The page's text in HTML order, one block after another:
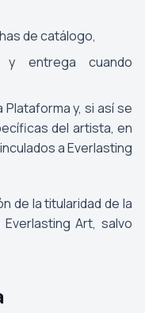
de catálogo,
y entrega cuando
y, si así se
del artista, en
a Everlasting
de la titularidad de la
Art, salvo